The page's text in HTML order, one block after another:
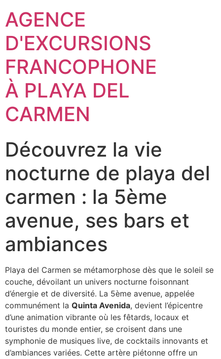
AGENCE
D'EXCURSIONS
FRANCOPHONE
À PLAYA DEL
CARMEN
Découvrez la vie
nocturne de playa del
carmen : la 5ème
avenue, ses bars et
ambiances
Playa del Carmen se métamorphose dès que le soleil se
couche, dévoilant un univers nocturne foisonnant
d’énergie et de diversité. La 5ème avenue, appelée
communément la Quinta Avenida, devient l’épicentre
d’une animation vibrante où les fêtards, locaux et
touristes du monde entier, se croisent dans une
symphonie de musiques live, de cocktails innovants et
d’ambiances variées. Cette artère piétonne offre un